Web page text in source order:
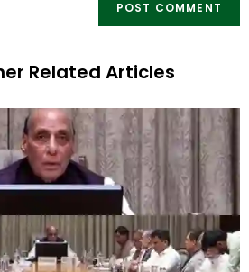
Related Articles